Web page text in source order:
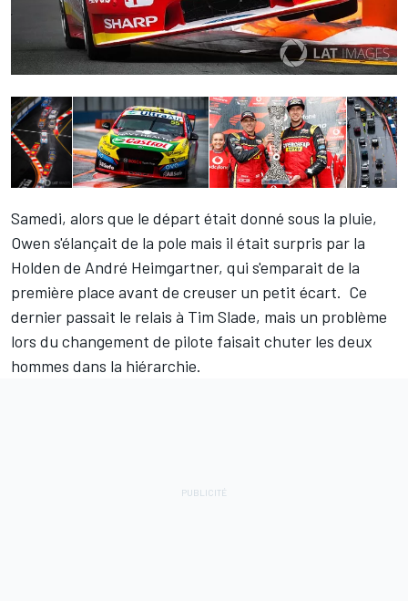
Samedi, alors que le départ était donné sous la pluie,
Owen s'élançait de la pole mais il était surpris par la
Holden de André Heimgartner, qui s'emparait de la
première place avant de creuser un petit écart. Ce
dernier passait le relais à Tim Slade, mais un problème
lors du changement de pilote faisait chuter les deux
hommes dans la hiérarchie.